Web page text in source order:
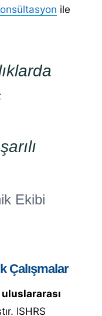
ile
Ekibi
Çalışmalar
uluslararası
ISHRS